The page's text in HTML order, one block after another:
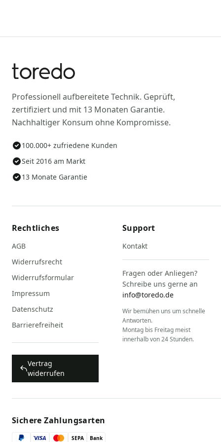
Professionell aufbereitete Technik. Geprüft,
zertifiziert und mit 13 Monaten Garantie.
Nachhaltiger Konsum ohne Kompromisse.
100.000+ zufriedene Kunden
Seit 2016 am Markt
13 Monate Garantie
Rechtliches
AGB
Widerrufsrecht
Widerrufsformular
Impressum
Datenschutz
Barrierefreiheit
Vertrag
widerrufen
Support
Kontakt
Fragen oder Anliegen?
Schreibe uns gerne an
info@toredo.de
Wir bemühen uns um schnelle
Antworten.
Montag bis Freitag meist
innerhalb von 24 Stunden.
Sichere Zahlungsarten
SEPA Bank